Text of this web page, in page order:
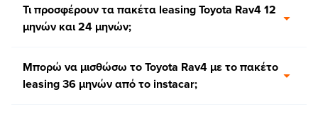
Τι προσφέρουν τα πακέτα leasing Toyota Rav4 12
μηνών και 24 μηνών;
Μπορώ να μισθώσω το Toyota Rav4 με το πακέτο
leasing 36 μηνών από το instacar;